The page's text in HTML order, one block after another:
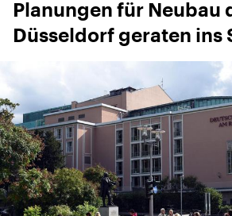
Planungen für Neubau
Düsseldorf geraten ins